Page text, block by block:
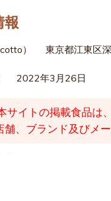
） 東京都江東区
2022年3月26日
サイトの掲載食品は、
舗、ブランド及びメ